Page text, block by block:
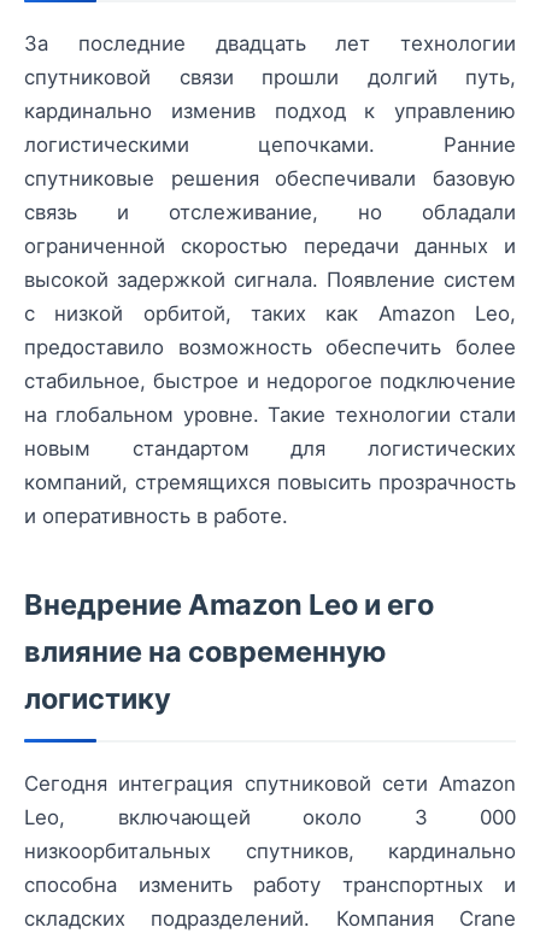
За последние двадцать лет технологии
спутниковой связи прошли долгий путь,
кардинально изменив подход к управлению
логистическими цепочками. Ранние
спутниковые решения обеспечивали базовую
связь и отслеживание, но обладали
ограниченной скоростью передачи данных и
высокой задержкой сигнала. Появление систем
с низкой орбитой, таких как Amazon Leo,
предоставило возможность обеспечить более
стабильное, быстрое и недорогое подключение
на глобальном уровне. Такие технологии стали
новым стандартом для логистических
компаний, стремящихся повысить прозрачность
и оперативность в работе.
Внедрение Amazon Leo и его
влияние на современную
логистику
Сегодня интеграция спутниковой сети Amazon
Leo, включающей около 3 000
низкоорбитальных спутников, кардинально
способна изменить работу транспортных и
складских подразделений. Компания Crane